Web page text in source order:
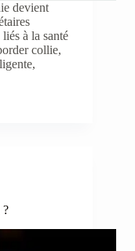
devient
à la santé
collie,
?